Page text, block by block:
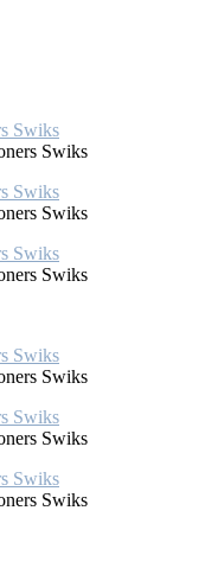
Swiks
Swiks
Swiks
Swiks
Swiks
Swiks